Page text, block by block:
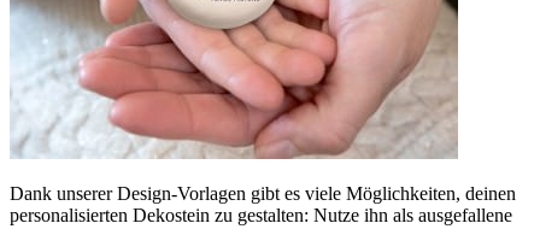
Dank unserer Design-Vorlagen gibt es viele Möglichkeiten, deinen
personalisierten Dekostein zu gestalten: Nutze ihn als ausgefallene